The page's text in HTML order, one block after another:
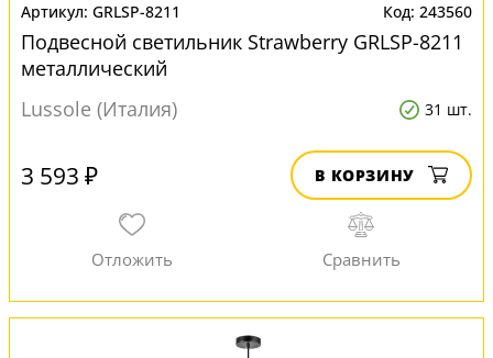
GRLSP-8211 243560
Подвесной светильник Strawberry GRLSP-8211
металлический
Lussole (Италия)
31 шт.
3 593 ₽ В КОРЗИНУ